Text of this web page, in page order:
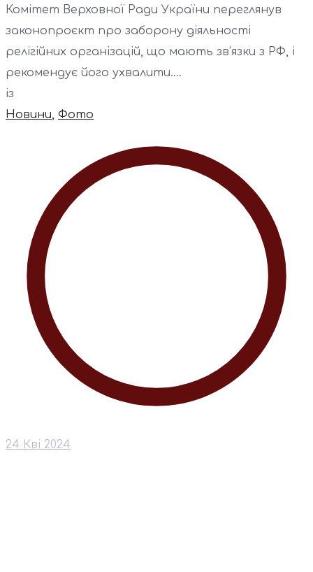
Комітет Верховної Ради України переглянув
законопроєкт про заборону діяльності
релігійних організацій, що мають зв’язки з РФ, і
рекомендує його ухвалити....
із
Новини, Фото
24 Кві 2024